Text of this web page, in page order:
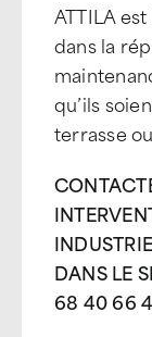
ATTILA
dans la
qu’ils
terrasse
DANS LE
68 40 66